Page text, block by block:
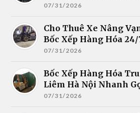
07/31/2026
Cho Thuê Xe Nâng
Bốc Xếp Hàng Hóa 24/
07/31/2026
Bốc Xếp Hàng Hóa
Liêm Hà Nội Nhanh
07/31/2026